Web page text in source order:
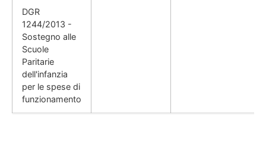
DGR
1244/2013 -
Sostegno alle
Scuole
Paritarie
dell'infanzia
per le spese di
funzionamento